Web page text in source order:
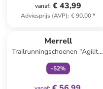
vanaf: € 43,99
Adviesprijs (AVP): € 90,00*
Merrell
Trailrunningschoenen "Agility"
wit
-52%